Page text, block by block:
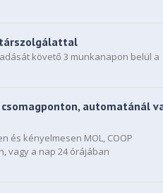
követő 3 munkanapon belül a
automatánál
és kényelmesen MOL, COOP
vagy a nap 24 órájában